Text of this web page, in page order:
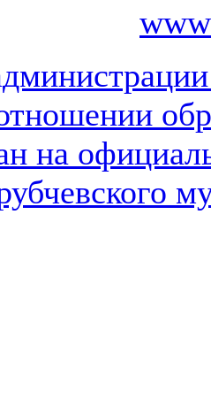
на